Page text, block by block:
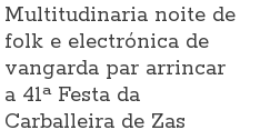
Multitudinaria noite de
folk e electrónica de
vangarda par arrincar
a 41ª Festa da
Carballeira de Zas